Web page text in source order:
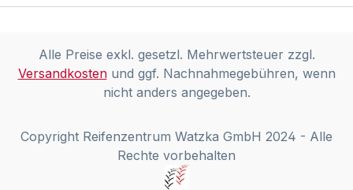
Alle Preise exkl. gesetzl. Mehrwertsteuer zzgl.
Versandkostenund ggf. Nachnahmegebühren, wenn
nicht anders angegeben.
Copyright Reifenzentrum Watzka GmbH 2024 - Alle
Rechte vorbehalten